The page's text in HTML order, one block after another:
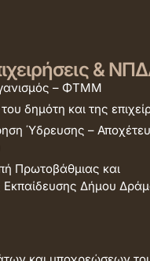
&
– ΦΤΜΜ
δημότη και της
Ύδρευσης –
Πρωτοβάθμιας και
Εκπαίδευσης Δήμου